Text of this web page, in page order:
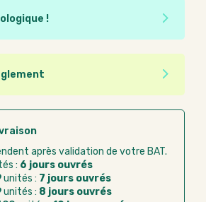
!
conçu, il a été fabriqué à partir de
ou recyclables. Ces produits
obtenir une seconde vie
L'origine de fabrication du produit
les critères d'éco-conception.
de règlement, vous pouvez
en ligne sur Good Act.
:paiement sécurisé par carte
:règlement sur facture
règlement par mandat
après validation de votre BAT.
: 6 jours ouvrés
unités : 7 jours ouvrés
unités : 8 jours ouvrés